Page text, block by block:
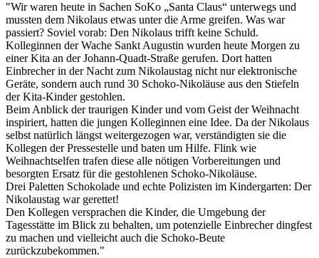
"Wir waren heute in Sachen SoKo „Santa Claus“ unterwegs und
mussten dem Nikolaus etwas unter die Arme greifen. Was war
passiert? Soviel vorab: Den Nikolaus trifft keine Schuld.
Kolleginnen der Wache Sankt Augustin wurden heute Morgen zu
einer Kita an der Johann-Quadt-Straße gerufen. Dort hatten
Einbrecher in der Nacht zum Nikolaustag nicht nur elektronische
Geräte, sondern auch rund 30 Schoko-Nikoläuse aus den Stiefeln
der Kita-Kinder gestohlen.
Beim Anblick der traurigen Kinder und vom Geist der Weihnacht
inspiriert, hatten die jungen Kolleginnen eine Idee. Da der Nikolaus
selbst natürlich längst weitergezogen war, verständigten sie die
Kollegen der Pressestelle und baten um Hilfe. Flink wie
Weihnachtselfen trafen diese alle nötigen Vorbereitungen und
besorgten Ersatz für die gestohlenen Schoko-Nikoläuse.
Drei Paletten Schokolade und echte Polizisten im Kindergarten: Der
Nikolaustag war gerettet!
Den Kollegen versprachen die Kinder, die Umgebung der
Tagesstätte im Blick zu behalten, um potenzielle Einbrecher dingfest
zu machen und vielleicht auch die Schoko-Beute
zurückzubekommen."